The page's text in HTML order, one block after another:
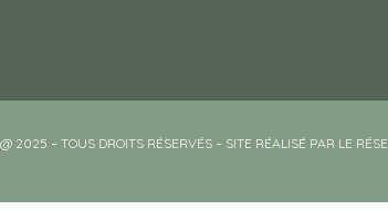
@ 2025 – TOUS DROITS RÉSERVÉS – SITE RÉALISÉ PAR LE